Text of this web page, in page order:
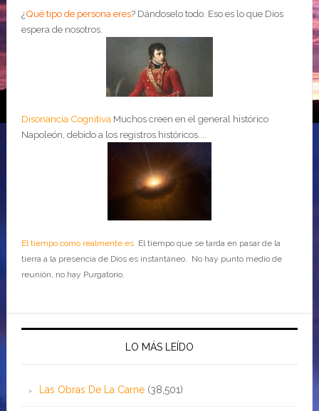
¿Qué tipo de persona eres? Dándoselo todo. Eso es lo que Dios
espera de nosotros.
Disonancia Cognitiva Muchos creen en el general histórico
Napoleón, debido a los registros históricos....
El tiempo como realmente esEl tiempo que se tarda en pasar de la
tierra a la presencia de Dios es instantáneo. No hay punto medio de
reunión, no hay Purgatorio.
LO MÁS LEÍDO
Las Obras De La Carne (38,501)